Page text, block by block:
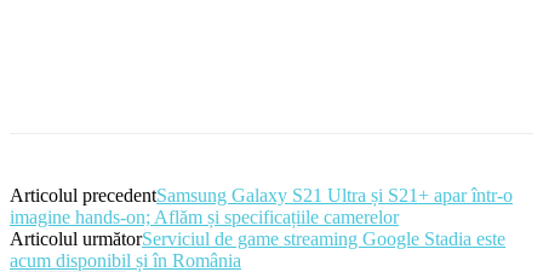
Articolul precedentSamsung Galaxy S21 Ultra și S21+ apar într-o
imagine hands-on; Aflăm și specificațiile camerelor
Articolul următorServiciul de game streaming Google Stadia este
acum disponibil și în România